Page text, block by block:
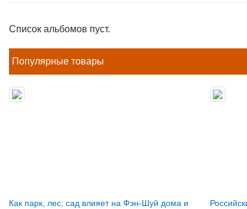
Список альбомов пуст.
Популярные товары
Как парк, лес, сад влияет на Фэн-Шуй дома и